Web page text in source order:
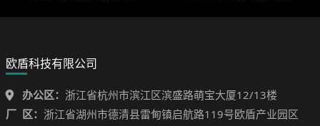
欧盾科技有限公司
办公区： 浙江省杭州市滨江区滨盛路萌宝大厦12/13楼
厂 区： 浙江省湖州市德清县雷甸镇启航路119号欧盾产业园区